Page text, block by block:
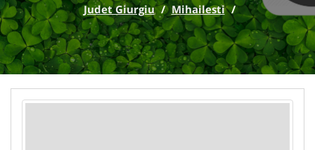
Judet Giurgiu / Mihailesti /